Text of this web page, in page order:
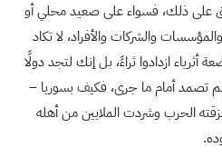
على ذلك، فسواء على صعيد محلي أو
والشركات والأفراد، لا تكاد
فواجع 2020، إلا بضعة أثرياء ازدادوا ثراءً، بل إنك لتجد دولًا
تصمد أمام ما جرى، فكيف بسوريا –
الحرب وشردت الملايين من أهله